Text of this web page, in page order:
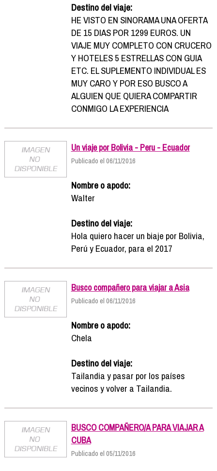
Destino del viaje:
HE VISTO EN SINORAMA UNA OFERTA
DE 15 DIAS POR 1299 EUROS. UN
VIAJE MUY COMPLETO CON CRUCERO
Y HOTELES 5 ESTRELLAS CON GUIA
ETC. EL SUPLEMENTO INDIVIDUAL ES
MUY CARO Y POR ESO BUSCO A
ALGUIEN QUE QUIERA COMPARTIR
CONMIGO LA EXPERIENCIA
Un viaje por Bolivia - Peru - Ecuador
Publicado el 06/11/2016
Nombre o apodo:
Walter
Destino del viaje:
Hola quiero hacer un biaje por Bolivia,
Perú y Ecuador, para el 2017
Busco compañero para viajar a Asia
Publicado el 06/11/2016
Nombre o apodo:
Chela
Destino del viaje:
Tailandia y pasar por los países
vecinos y volver a Tailandia.
BUSCO COMPAÑERO/A PARA VIAJAR A
CUBA
Publicado el 05/11/2016